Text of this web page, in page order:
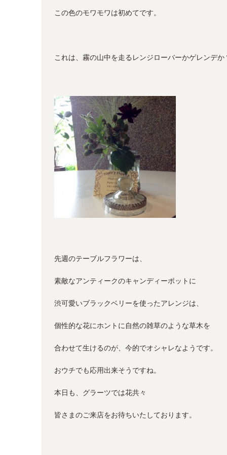
この色のモワモワは初めてです。
これは、霧の山中を走るレンジローバーかゲレンデか
先週のテーブルフラワーは、
素敵なアンティークのキャンディーポットに
渋可愛いブラックベリーを使ったアレンジは、
個性的な花にホントに自然の雑草のような草木を
合わせて生けるのが、今的でオシャレなようです。
おウチでも応用出来そうですね。
本日も、グラーツでは花共々
皆さまのご来店をお待ちいたしております。